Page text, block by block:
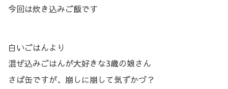
今回は炊き込みご飯です
白いごはんより
混ぜ込みごはんが大好きな3歳の娘さん
さば缶ですが、崩しに崩して気ずかづ？